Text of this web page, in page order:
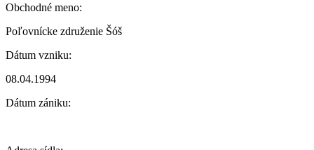
Obchodné meno:
Poľovnícke združenie Šóš
Dátum vzniku:
08.04.1994
Dátum zániku: